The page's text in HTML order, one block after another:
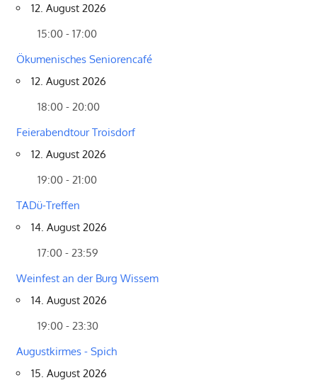
12. August 2026
15:00 - 17:00
Ökumenisches Seniorencafé
12. August 2026
18:00 - 20:00
Feierabendtour Troisdorf
12. August 2026
19:00 - 21:00
TADü-Treffen
14. August 2026
17:00 - 23:59
Weinfest an der Burg Wissem
14. August 2026
19:00 - 23:30
Augustkirmes - Spich
15. August 2026